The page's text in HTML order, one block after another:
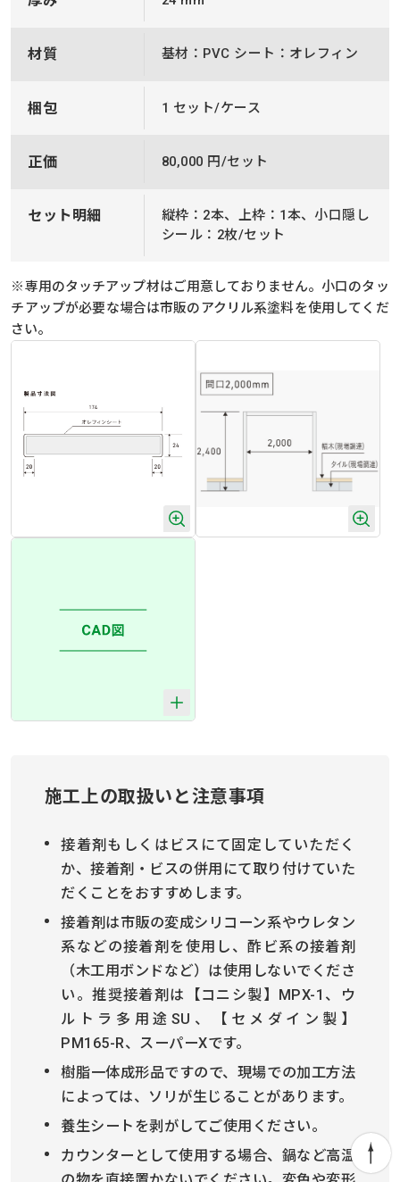
材質 基材：PVC シート：オレフィン
梱包 1 セット/ケース
正価 80,000 円/セット
セット明細
縦枠：2本、上枠：1本、小口隠し
シール：2枚/セット
※専用のタッチアップ材はご用意しておりません。小口のタッ
チアップが必要な場合は市販のアクリル系塗料を使用してくだ
さい。
施工上の取扱いと注意事項
接着剤もしくはビスにて固定していただく
か、接着剤・ビスの併用にて取り付けていた
だくことをおすすめします。
接着剤は市販の変成シリコーン系やウレタン
系などの接着剤を使用し、酢ビ系の接着剤
（木工用ボンドなど）は使用しないでくださ
い。推奨接着剤は【コニシ製】MPX-1、ウ
ルトラ多用途SU、【セメダイン製】
PM165-R、スーパーXです。
樹脂一体成形品ですので、現場での加工方法
によっては、ソリが生じることがあります。
養生シートを剥がしてご使用ください。
カウンターとして使用する場合、鍋など高温